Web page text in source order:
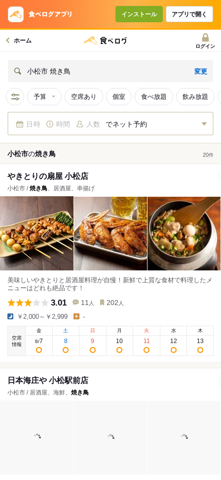
インストール アプリで開く
ホーム
ログイン
小松市 焼き鳥 変更
予算 空席あり 個室 食べ放題 飲み放題
日時 時間 人数 でネット予約
小松市の焼き鳥 20件
やきとりの扇屋 小松店
小松市 /焼き鳥、居酒屋、串揚げ
美味しいやきとりと居酒屋料理が自慢！新鮮で上質な食材で料理したメ
ニューはどれも絶品です！
3.01 11 人 202 人
￥2,000～￥2,999 -
空席
情報
金
8/7
土
8
日
9
月
10
火
11
水
12
木
13
日本海庄や 小松駅前店
小松市 / 居酒屋、海鮮、 焼き鳥